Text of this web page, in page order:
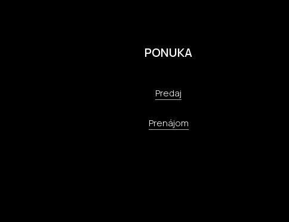
PONUKA
Predaj
Prenájom